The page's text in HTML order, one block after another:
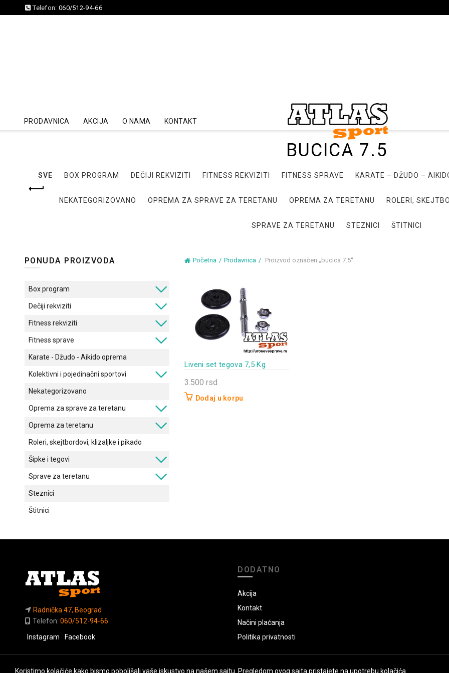
Telefon: 060/512-94-66
PRODAVNICA AKCIJA O NAMA KONTAKT
BUCICA 7.5
SVE BOX PROGRAM DEČIJI REKVIZITI FITNESS REKVIZITI FITNESS SPRAVE KARATE – DŽUDO –
NEKATEGORIZOVANO OPREMA ZA SPRAVE ZA TERETANU OPREMA ZA TERETANU ROLERI,
SPRAVE ZA TERETANU STEZNICI ŠTITNICI
Početna Prodavnica Proizvod označen „bucica 7.5“
Liveni set tegova 7,5 Kg
3.500 rsd
Dodaj u korpu
PONUDA PROIZVODA
Box program
Dečiji rekviziti
Fitness rekviziti
Fitness sprave
Karate - Džudo - Aikido oprema
Kolektivni i pojedinačni sportovi
Nekategorizovano
Oprema za sprave za teretanu
Oprema za teretanu
Roleri, skejtbordovi, klizaljke i pikado
Šipke i tegovi
Sprave za teretanu
Steznici
Štitnici
Radnička 47, Beograd
Telefon: 060/512-94-66
Instagram
Facebook
DODATNO
Akcija
Kontakt
Načini plaćanja
Politika privatnosti
Koristimo kolačiće kako bismo poboljšali vaše iskustvo na našem sajtu. Pregledom ovog sajta pristajete na upotrebu kolačića.